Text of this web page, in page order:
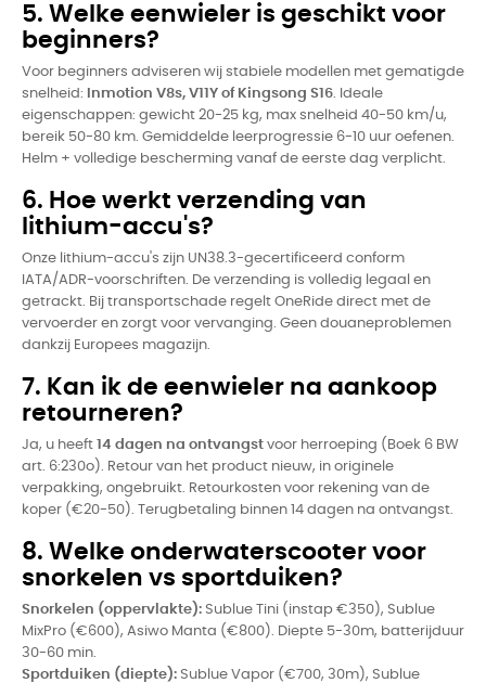
5. Welke eenwieler is geschikt voor
beginners?
Voor beginners adviseren wij stabiele modellen met gematigde
snelheid:
Inmotion V8s, V11Y of Kingsong S16. Ideale
eigenschappen: gewicht 20-25 kg, max snelheid 40-50 km/u,
bereik 50-80 km. Gemiddelde leerprogressie 6-10 uur oefenen.
Helm + volledige bescherming vanaf de eerste dag verplicht.
6. Hoe werkt verzending van
lithium-accu's?
Onze lithium-accu's zijn UN38.3-gecertificeerd conform
IATA/ADR-voorschriften. De verzending is volledig legaal en
getrackt. Bij transportschade regelt OneRide direct met de
vervoerder en zorgt voor vervanging. Geen douaneproblemen
dankzij Europees magazijn.
7. Kan ik de eenwieler na aankoop
retourneren?
Ja, u heeft 14 dagen na ontvangst voor herroeping (Boek 6 BW
art. 6:230o). Retour van het product nieuw, in originele
verpakking, ongebruikt. Retourkosten voor rekening van de
koper (€20-50). Terugbetaling binnen 14 dagen na ontvangst.
8. Welke onderwaterscooter voor
snorkelen vs sportduiken?
Snorkelen (oppervlakte): Sublue Tini (instap €350), Sublue
MixPro (€600), Asiwo Manta (€800). Diepte 5-30m, batterijduur
30-60 min.
Sportduiken (diepte): Sublue Vapor (€700, 30m), Sublue